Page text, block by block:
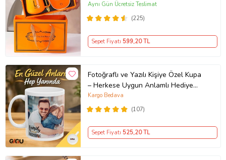
(225)
Aynı Gün Ücretsiz Teslimat
Sepet Fiyatı 599,20 TL
Fotoğraflı ve Yazılı Kişiye Özel Kupa
– Herkese Uygun Anlamlı Hediye
Porselen Baskılı Kupa (Beyaz)
(107)
Kargo Bedava
Sepet Fiyatı 525,20 TL